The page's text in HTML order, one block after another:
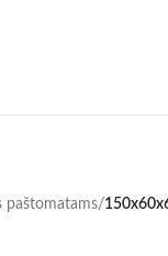
paštomatams/